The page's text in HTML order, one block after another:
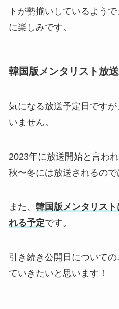
トが勢揃いしているよう
に楽しみです。
韓国版メンタリスト放
気になる放送予定日です
いません。
2023年に放送開始と言わ
秋〜冬には放送されるの
また、 韓国版メンタリス
れる予定です。
引き続き公開日について
ていきたいと思います！